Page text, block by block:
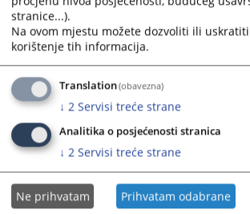
get
the
keyboard
shortcuts
for
changing
dates.
the
keyboard
shortcuts
for
changing
dates.
16.04.2024.
JAVNI NATJEČAJ za popunu radnog mjesta
Kantonalnom sudu Odžak
Objavljene pozicije
stranice...).
Na ovom mjestu možete dozvoliti ili
korištenje tih informacija.
Translation(obavezna)
↓ 2 Servisi treće strane
Analitika o posjećenosti stranica
↓ 2 Servisi treće strane
Ne prihvatam Prihvatam odabrane